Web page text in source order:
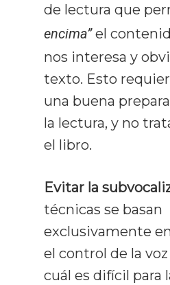
de lectura que
encima”el
nos interesa y
texto. Esto
una buena
la lectura, y no
el libro.
Evitar la
técnicas se basan
exclusivamente
el control de la
cuál es difícil para